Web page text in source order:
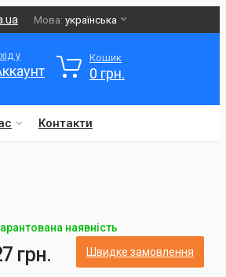
Мова: українська
Контакти
у Кошик
0 грн.
наявність
грн. Швидке замовлення